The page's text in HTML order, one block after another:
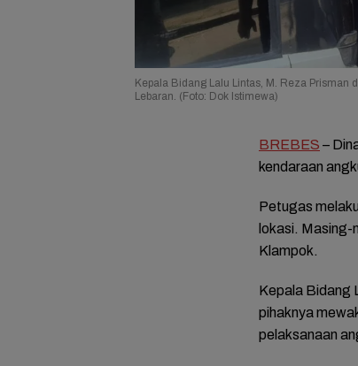
Kepala Bidang Lalu Lintas, M. Reza
Lebaran. (Foto: Dok Istimewa)
BREBES –
kendaraan
Petugas
lokasi. Masing-
Klampok.
Kepala Bidang
pihaknya
pelaksanaan